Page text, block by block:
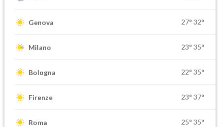
Genova 27° 32°
Milano 23° 35°
Bologna 22° 35°
Firenze 23° 37°
Roma 25° 35°